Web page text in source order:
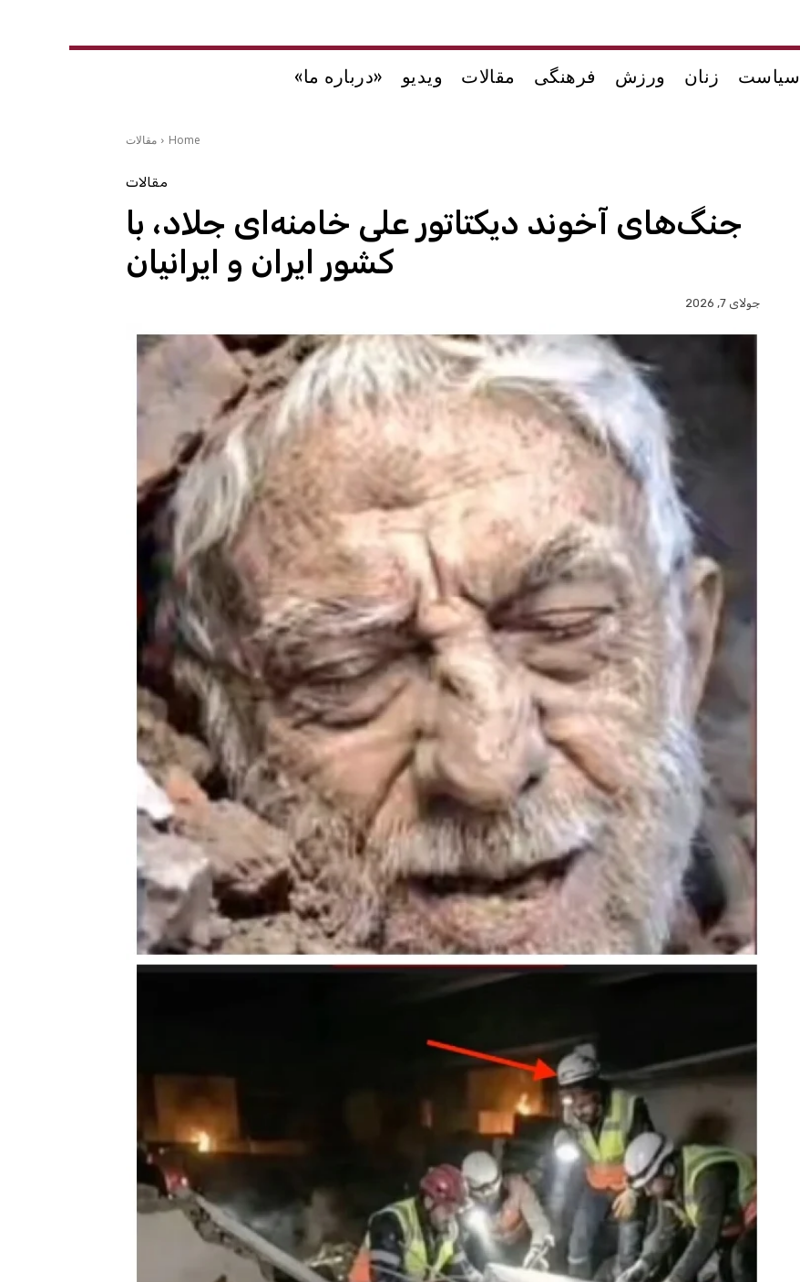
سیاست زنان ورزش فرهنگی مقالات ویدیو «درباره ما»
Home مقالات
مقالات
جنگ‌های آخوند دیکتاتور علی خامنه‌ای جلاد، با
کشور ایران و ایرانیان
جولای 7, 2026